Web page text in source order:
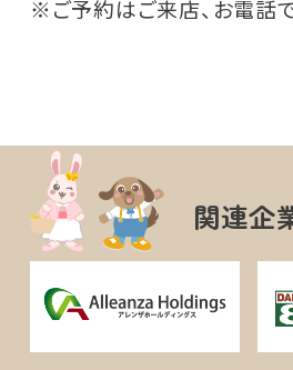
※ご予約はご来店、お電話
関連企